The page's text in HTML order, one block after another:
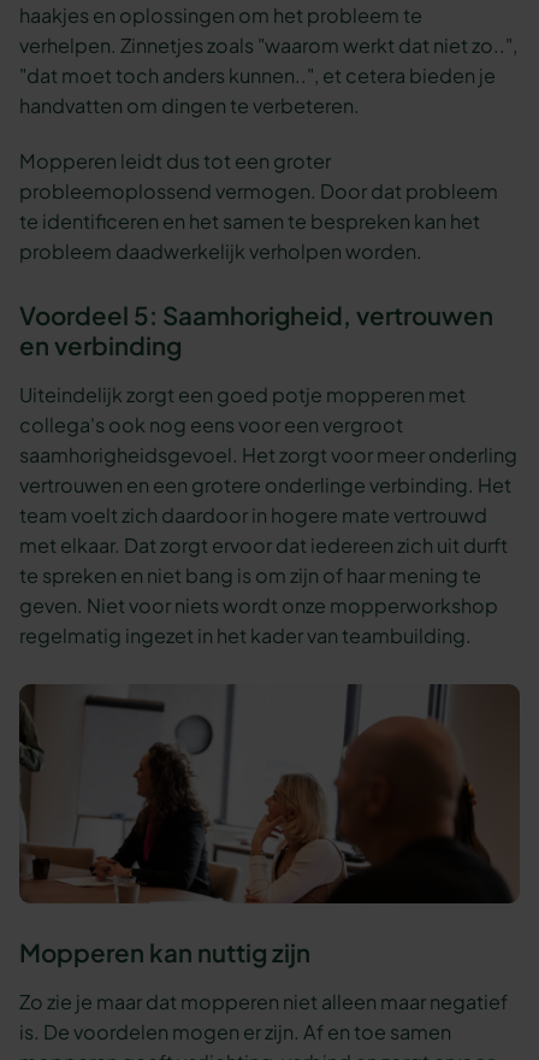
haakjes en oplossingen om het probleem te
verhelpen. Zinnetjes zoals "waarom werkt dat niet zo..",
"dat moet toch anders kunnen..", et cetera bieden je
handvatten om dingen te verbeteren.
Mopperen leidt dus tot een groter
probleemoplossend vermogen. Door dat probleem
te identificeren en het samen te bespreken kan het
probleem daadwerkelijk verholpen worden.
Voordeel 5: Saamhorigheid, vertrouwen
en verbinding
Uiteindelijk zorgt een goed potje mopperen met
collega's ook nog eens voor een vergroot
saamhorigheidsgevoel. Het zorgt voor meer onderling
vertrouwen en een grotere onderlinge verbinding. Het
team voelt zich daardoor in hogere mate vertrouwd
met elkaar. Dat zorgt ervoor dat iedereen zich uit durft
te spreken en niet bang is om zijn of haar mening te
geven. Niet voor niets wordt onze mopperworkshop
regelmatig ingezet in het kader van teambuilding.
Mopperen kan nuttig zijn
Zo zie je maar dat mopperen niet alleen maar negatief
is. De voordelen mogen er zijn. Af en toe samen